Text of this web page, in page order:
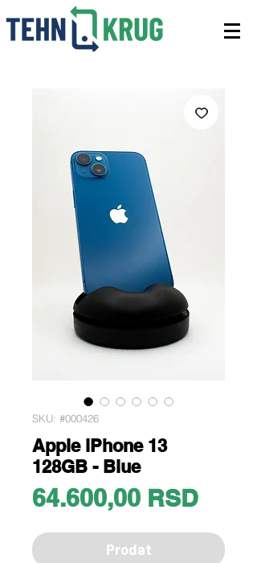
SKU: #000426
Apple iPhone 13
128GB - Blue
64.600,00 RSDPrice
Prodat